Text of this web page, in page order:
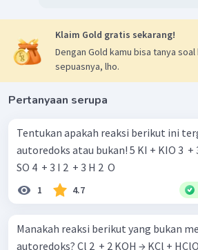
Klaim Gold gratis sekarang!
Dengan Gold kamu bisa tanya soal
sepuasnya, lho.
Pertanyaan serupa
Tentukan apakah reaksi berikut ini
autoredoks atau bukan! 5 KI + KIO 3 ​ + 3 H 2 ​ SO 4 ​ → 3 K 2 ​
SO 4 ​ + 3 I 2 ​ + 3 H 2 ​ O
1 4.7
Manakah reaksi berikut yang bukan
autoredoks? Cl 2 ​ + 2 KOH → KCl + HClO + H 2 ​ O Ni + 2 HCl